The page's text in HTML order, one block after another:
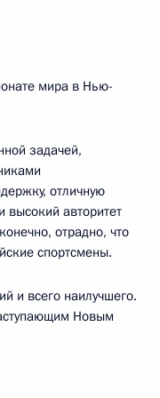
мира в Нью-
задачей,
отличную
высокий авторитет
отрадно, что
спортсмены.
и всего наилучшего.
Новым